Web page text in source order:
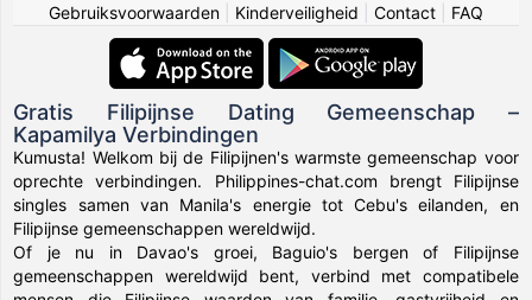
Gebruiksvoorwaarden
Kinderveiligheid Contact FAQ
Gratis Filipijnse Dating Gemeenschap –
Kapamilya Verbindingen
Kumusta! Welkom bij de Filipijnen's warmste gemeenschap voor
oprechte verbindingen. Philippines-chat.com brengt Filipijnse
singles samen van Manila's energie tot Cebu's eilanden, en
Filipijnse gemeenschappen wereldwijd.
Of je nu in Davao's groei, Baguio's bergen of Filipijnse
gemeenschappen wereldwijd bent, verbind met compatibele